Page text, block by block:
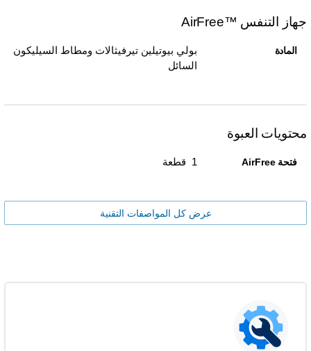
جهاز التنفس AirFree™‎
المادة
بولي بيوتيلين تيرفيثالات ومطاط السيليكون
السائل
محتويات العبوة
فتحة AirFree 1 قطعة
عرض كل المواصفات التقنية